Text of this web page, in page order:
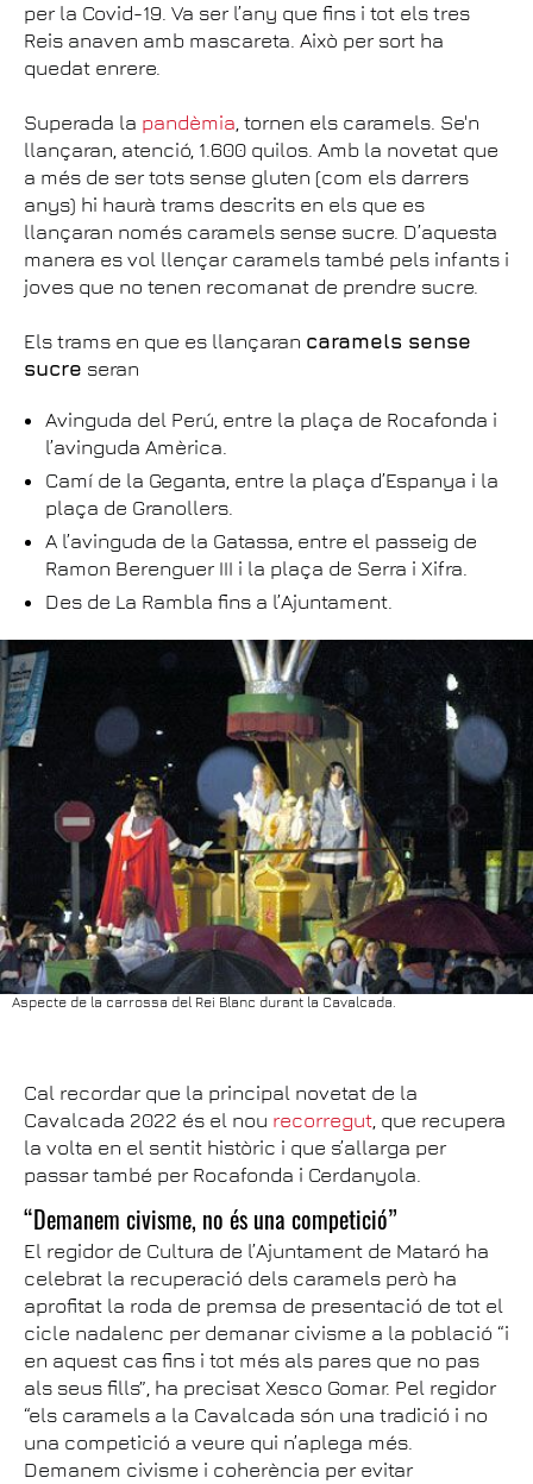
per la Covid-19. Va ser l’any que fins i tot els tres
Reis anaven amb mascareta. Això per sort ha
quedat enrere.
Superada la pandèmia, tornen els caramels. Se'n
llançaran, atenció, 1.600 quilos. Amb la novetat que
a més de ser tots sense gluten (com els darrers
anys) hi haurà trams descrits en els que es
llançaran només caramels sense sucre. D’aquesta
manera es vol llençar caramels també pels infants i
joves que no tenen recomanat de prendre sucre.
Els trams en que es llançaran caramels sense
sucre seran
Avinguda del Perú, entre la plaça de Rocafonda i
l’avinguda Amèrica.
Camí de la Geganta, entre la plaça d’Espanya i la
plaça de Granollers.
A l’avinguda de la Gatassa, entre el passeig de
Ramon Berenguer III i la plaça de Serra i Xifra.
Des de La Rambla fins a l’Ajuntament.
Aspecte de la carrossa del Rei Blanc durant la Cavalcada.
Cal recordar que la principal novetat de la
Cavalcada 2022 és el nou recorregut, que recupera
la volta en el sentit històric i que s’allarga per
passar també per Rocafonda i Cerdanyola.
“Demanem civisme, no és una competició”
El regidor de Cultura de l’Ajuntament de Mataró ha
celebrat la recuperació dels caramels però ha
aprofitat la roda de premsa de presentació de tot el
cicle nadalenc per demanar civisme a la població “i
en aquest cas fins i tot més als pares que no pas
als seus fills”, ha precisat Xesco Gomar. Pel regidor
“els caramels a la Cavalcada són una tradició i no
una competició a veure qui n’aplega més.
Demanem civisme i coherència per evitar